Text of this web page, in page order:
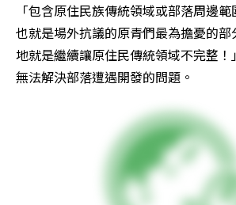
「包含原住民族傳統領域或部落周邊範
也就是場外抗議的原青們最為擔憂的
地就是繼續讓原住民傳統領域不完整
無法解決部落遭遇開發的問題。